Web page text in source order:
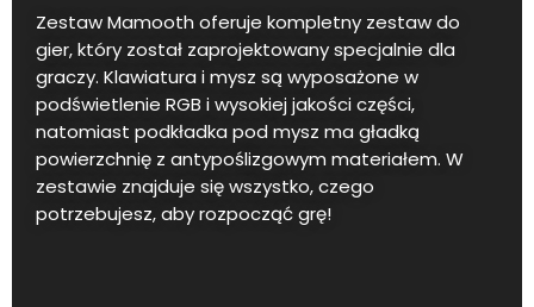
Zestaw Mamooth oferuje kompletny zestaw do
gier, który został zaprojektowany specjalnie dla
graczy. Klawiatura i mysz są wyposażone w
podświetlenie RGB i wysokiej jakości części,
natomiast podkładka pod mysz ma gładką
powierzchnię z antypoślizgowym materiałem. W
zestawie znajduje się wszystko, czego
potrzebujesz, aby rozpocząć grę!